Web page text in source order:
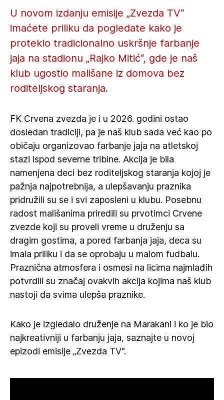
U novom izdanju emisije „Zvezda TV“
imaćete priliku da pogledate kako je
proteklo tradicionalno uskršnje farbanje
jaja na stadionu „Rajko Mitić“, gde je naš
klub ugostio mališane iz domova bez
roditeljskog staranja.
FK Crvena zvezda je i u 2026. godini ostao
dosledan tradiciji, pa je naš klub sada već kao po
običaju organizovao farbanje jaja na atletskoj
stazi ispod severne tribine. Akcija je bila
namenjena deci bez roditeljskog staranja kojoj je
pažnja najpotrebnija, a ulepšavanju praznika
pridružili su se i svi zaposleni u klubu. Posebnu
radost mališanima priredili su prvotimci Crvene
zvezde koji su proveli vreme u druženju sa
dragim gostima, a pored farbanja jaja, deca su
imala priliku i da se oprobaju u malom fudbalu.
Praznična atmosfera i osmesi na licima najmlađih
potvrdili su značaj ovakvih akcija kojima naš klub
nastoji da svima ulepša praznike.
Kako je izgledalo druženje na Marakani i ko je bio
najkreativniji u farbanju jaja, saznajte u novoj
epizodi emisije „Zvezda TV“.